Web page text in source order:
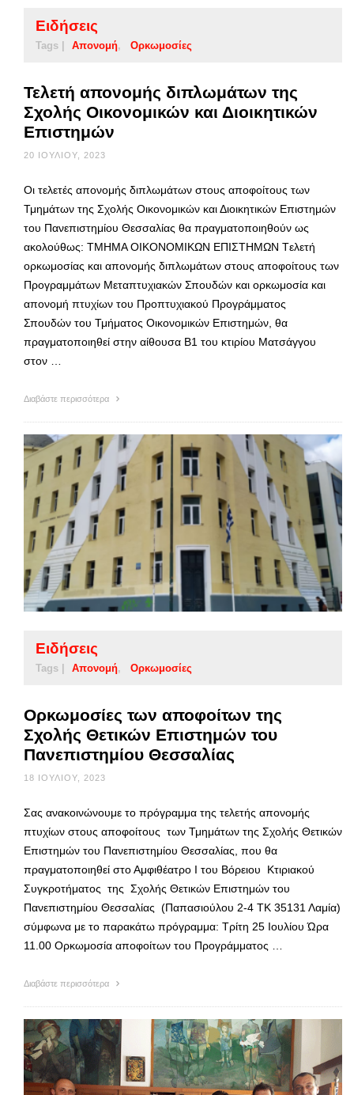
Ειδήσεις
Tags | Απονομή Ορκωμοσίες
Τελετή απονομής διπλωμάτων της
Σχολής Οικονομικών και Διοικητικών
Επιστημών
20 ΙΟΥΛΊΟΥ, 2023
Οι τελετές απονομής διπλωμάτων στους αποφοίτους των
Τμημάτων της Σχολής Οικονομικών και Διοικητικών Επιστημών
του Πανεπιστημίου Θεσσαλίας θα πραγματοποιηθούν ως
ακολούθως: ΤΜΗΜΑ ΟΙΚΟΝΟΜΙΚΩΝ ΕΠΙΣΤΗΜΩΝ Tελετή
ορκωμοσίας και απονομής διπλωμάτων στους αποφοίτους των
Προγραμμάτων Μεταπτυχιακών Σπουδών και ορκωμοσία και
απονομή πτυχίων του Προπτυχιακού Προγράμματος
Σπουδών του Τμήματος Οικονομικών Επιστημών, θα
πραγματοποιηθεί στην αίθουσα Β1 του κτιρίου Ματσάγγου
στον …
Διαβάστε περισσότερα
Ειδήσεις
Tags | Απονομή Ορκωμοσίες
Ορκωμοσίες των αποφοίτων της
Σχολής Θετικών Επιστημών του
Πανεπιστημίου Θεσσαλίας
18 ΙΟΥΛΊΟΥ, 2023
Σας ανακοινώνουμε το πρόγραμμα της τελετής απονομής
πτυχίων στους αποφοίτους των Τμημάτων της Σχολής Θετικών
Επιστημών του Πανεπιστημίου Θεσσαλίας, που θα
πραγματοποιηθεί στο Αμφιθέατρο Ι του Bόρειου Κτιριακού
Συγκροτήματος της Σχολής Θετικών Επιστημών του
Πανεπιστημίου Θεσσαλίας (Παπασιούλου 2-4 ΤΚ 35131 Λαμία)
σύμφωνα με το παρακάτω πρόγραμμα: Τρίτη 25 Ιουλίου Ώρα
11.00 Ορκωμοσία αποφοίτων του Προγράμματος …
Διαβάστε περισσότερα